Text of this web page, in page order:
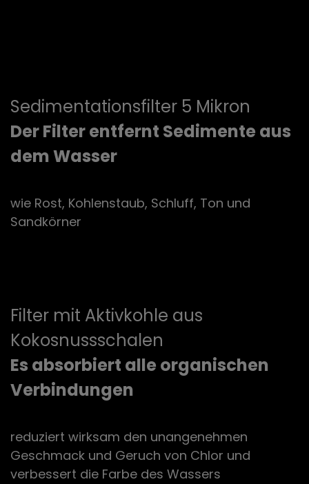
Sedimentationsfilter 5 Mikron
Der Filter entfernt Sedimente aus
dem Wasser
wie Rost, Kohlenstaub, Schluff, Ton und
Sandkörner
Filter mit Aktivkohle aus
Kokosnussschalen
Es absorbiert alle organischen
Verbindungen
reduziert wirksam den unangenehmen
Geschmack und Geruch von Chlor und
verbessert die Farbe des Wassers